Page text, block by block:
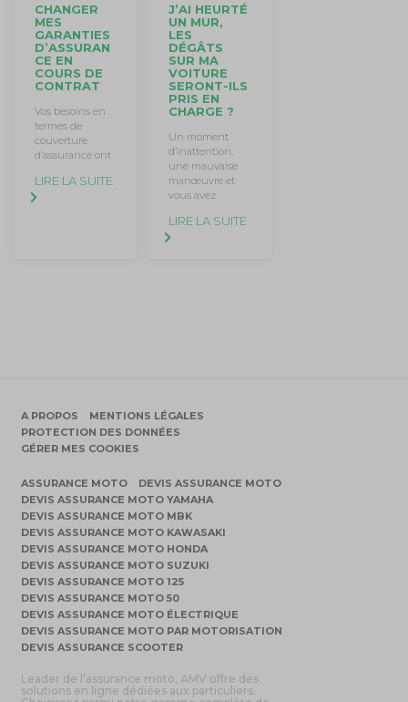
CHANGER
MES
GARANTIES
D’ASSURAN
CE EN
COURS DE
CONTRAT
Vos besoins en
termes de
couverture
d’assurance ont
LIRE LA SUITE
J’AI HEURTÉ
UN MUR,
LES
DÉGÂTS
SUR MA
VOITURE
SERONT-ILS
PRIS EN
CHARGE ?
Un moment
d’inattention,
une mauvaise
manœuvre et
vous avez
LIRE LA SUITE
A PROPOS
MENTIONS LÉGALES
PROTECTION DES DONNÉES
GÉRER MES COOKIES
ASSURANCE MOTO
DEVIS ASSURANCE MOTO
DEVIS ASSURANCE MOTO YAMAHA
DEVIS ASSURANCE MOTO MBK
DEVIS ASSURANCE MOTO KAWASAKI
DEVIS ASSURANCE MOTO HONDA
DEVIS ASSURANCE MOTO SUZUKI
DEVIS ASSURANCE MOTO 125
DEVIS ASSURANCE MOTO 50
DEVIS ASSURANCE MOTO ÉLECTRIQUE
DEVIS ASSURANCE MOTO PAR MOTORISATION
DEVIS ASSURANCE SCOOTER
Leader de l’assurance moto, AMV offre des
solutions en ligne dédiées aux particuliers.